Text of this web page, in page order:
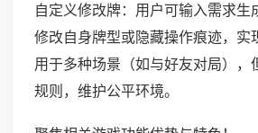
自定义修改牌：用户可输入需求生
修改自身牌型或隐藏操作痕迹，实
用于多种场景（如与好友对局），
规则，维护公平环境。